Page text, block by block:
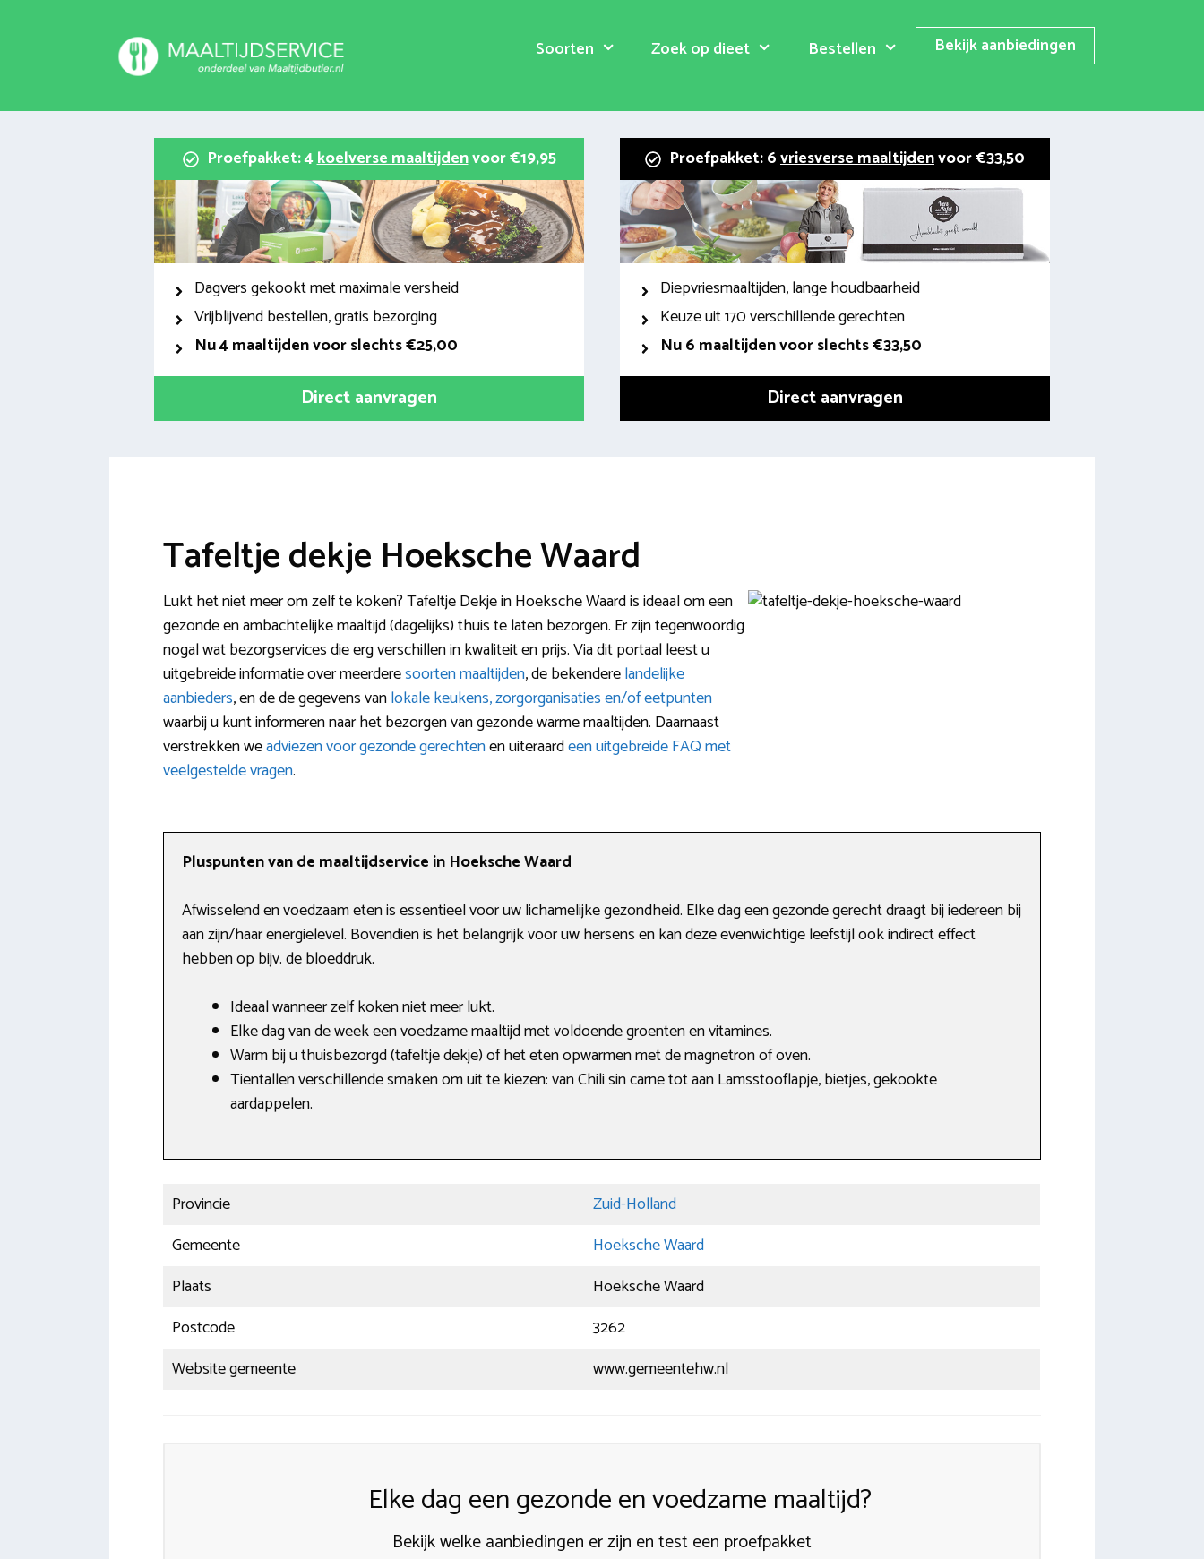
Soorten Zoek op dieet Bestellen Bekijk aanbiedingen
Proefpakket: 4koelverse maaltijdenvoor €19,95
Dagvers gekookt met maximale versheid
Vrijblijvend bestellen, gratis bezorging
Nu4 maaltijden voor slechts €25,00
Direct aanvragen
Proefpakket: 6vriesverse maaltijdenvoor €33,50
Diepvriesmaaltijden, lange houdbaarheid
Keuze uit 170 verschillende gerechten
Nu 6 maaltijden voor slechts €33,50
Direct aanvragen
Tafeltje dekje Hoeksche Waard
Lukt het niet meer om zelf te koken? Tafeltje Dekje in Hoeksche Waard is ideaal om een
gezonde en ambachtelijke maaltijd (dagelijks) thuis te laten bezorgen. Er zijn tegenwoordig
nogal wat bezorgservices die erg verschillen in kwaliteit en prijs. Via dit portaal leest u
uitgebreide informatie over meerderesoorten maaltijden, de bekenderelandelijke
aanbieders, en de de gegevens vanlokale keukens, zorgorganisaties en/of eetpunten
waarbij u kunt informeren naar het bezorgen van gezonde warme maaltijden. Daarnaast
verstrekken weadviezen voor gezonde gerechtenen uiteraardeen uitgebreide FAQ met
veelgestelde vragen.
Pluspunten van de maaltijdservice in Hoeksche Waard
Afwisselend en voedzaam eten is essentieel voor uw lichamelijke gezondheid. Elke dag een gezonde gerecht draagt bij iedereen bij
aan zijn/haar energielevel. Bovendien is het belangrijk voor uw hersens en kan deze evenwichtige leefstijl ook indirect effect
hebben op bijv. de bloeddruk.
Ideaal wanneer zelf koken niet meer lukt.
Elke dag van de week een voedzame maaltijd met voldoende groenten en vitamines.
Warm bij u thuisbezorgd (tafeltje dekje) of het eten opwarmen met de magnetron of oven.
Tientallen verschillende smaken om uit te kiezen: van Chili sin carne tot aan Lamsstooflapje, bietjes, gekookte
aardappelen.
Provincie
Zuid-Holland
Gemeente
Hoeksche Waard
Plaats
Hoeksche Waard
Postcode
3262
Website gemeente
www.gemeentehw.nl
Elke dag een gezonde en voedzame maaltijd?
Bekijk welke aanbiedingen er zijn en test een proefpakket